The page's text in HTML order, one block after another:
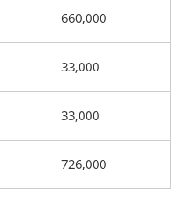
660,000
33,000
33,000
726,000